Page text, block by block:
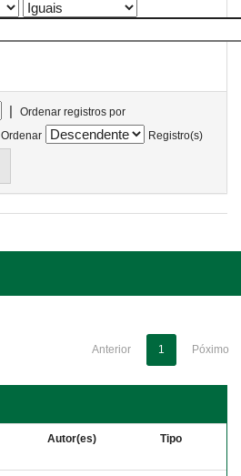
|
Ordenar registros por
Ordenar
Registro(s)
Anterior 1 Póximo
Autor(es) Tipo